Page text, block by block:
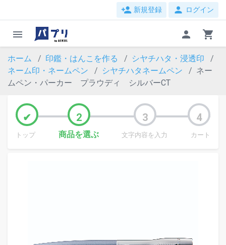
person_add 新規登録 person ログイン
menu person shopping_cart
ホーム 印鑑・はんこを作る
シヤチハタ・浸透印
ネーム印・ネームペン
シヤチハタネームペン
ネー
ムペン・パーカー プラウディ シルバーCT
トップ 商品を選ぶ 文字内容を入力 カート